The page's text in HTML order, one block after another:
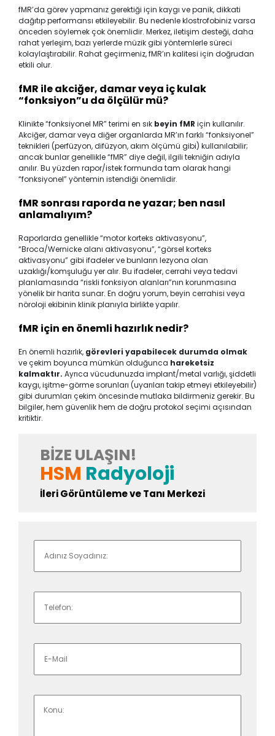
BIZE ULAŞIN!
HSM Radyoloji
İleri Görüntüleme ve Tanı Merkezi
fMR’da görev yapmanız gerektiği için kaygı ve panik, dikkati
dağıtıp performansı etkileyebilir. Bu nedenle klostrofobiniz varsa
önceden söylemek çok önemlidir. Merkez, iletişim desteği, daha
rahat yerleşim, bazı yerlerde müzik gibi yöntemlerle süreci
kolaylaştırabilir. Rahat geçirmeniz, fMR’ın kalitesi için doğrudan
etkili olur.
fMR ile akciğer, damar veya iç kulak
“fonksiyon”u da ölçülür mü?
Klinikte “fonksiyonel MR” terimi en sık beyin fMR için kullanılır.
Akciğer, damar veya diğer organlarda MR’ın farklı “fonksiyonel”
teknikleri (perfüzyon, difüzyon, akım ölçümü gibi) kullanılabilir;
ancak bunlar genellikle “fMR” diye değil, ilgili tekniğin adıyla
anılır. Bu yüzden rapor/istek formunda tam olarak hangi
“fonksiyonel” yöntemin istendiği önemlidir.
fMR sonrası raporda ne yazar; ben nasıl
anlamalıyım?
Raporlarda genellikle “motor korteks aktivasyonu”,
“Broca/Wernicke alanı aktivasyonu”, “görsel korteks
aktivasyonu” gibi ifadeler ve bunların lezyona olan
uzaklığı/komşuluğu yer alır. Bu ifadeler, cerrahi veya tedavi
planlamasında “riskli fonksiyon alanları”nın korunmasına
yönelik bir harita sunar. En doğru yorum, beyin cerrahisi veya
nöroloji ekibinin klinik planıyla birlikte yapılır.
fMR için en önemli hazırlık nedir?
En önemli hazırlık, görevleri yapabilecek durumda olmak
ve çekim boyunca mümkün olduğunca hareketsiz
kalmaktır. Ayrıca vücudunuzda implant/metal varlığı, şiddetli
kaygı, işitme-görme sorunları (uyarıları takip etmeyi etkileyebilir)
gibi durumları çekim öncesinde mutlaka bildirmeniz gerekir. Bu
bilgiler, hem güvenlik hem de doğru protokol seçimi açısından
kritiktir.